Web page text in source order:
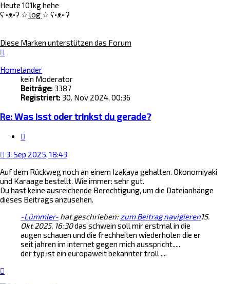
Heute 101kg hehe
ʕ •ᴥ•ʔ ☆ log ☆ ʕ•ᴥ• ʔ
Diese Marken unterstützen das Forum
Homelander
kein Moderator
Beiträge: 3387
Registriert: 30. Nov 2024, 00:36
Re: Was isst oder trinkst du gerade?
3. Sep 2025, 18:43
Auf dem Rückweg noch an einem Izakaya gehalten. Okonomiyaki
und Karaage bestellt. Wie immer: sehr gut.
Du hast keine ausreichende Berechtigung, um die Dateianhänge
dieses Beitrags anzusehen.
-Lümmler- hat geschrieben: zum Beitrag navigieren15.
Okt 2025, 16:30das schwein soll mir erstmal in die
augen schauen und die frechheiten wiederholen die er
seit jahren im internet gegen mich ausspricht.....
der typ ist ein europaweit bekannter troll ....